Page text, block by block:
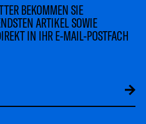
BEKOMMEN SIE
ARTIKEL SOWIE
IN IHR E-MAIL-POSTFACH